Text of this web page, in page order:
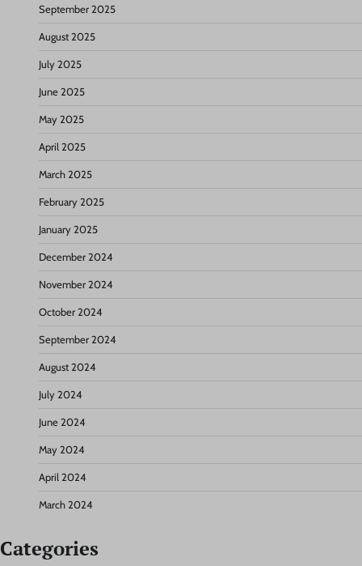
September 2025
August 2025
July 2025
June 2025
May 2025
April 2025
March 2025
February 2025
January 2025
December 2024
November 2024
October 2024
September 2024
August 2024
July 2024
June 2024
May 2024
April 2024
March 2024
Categories